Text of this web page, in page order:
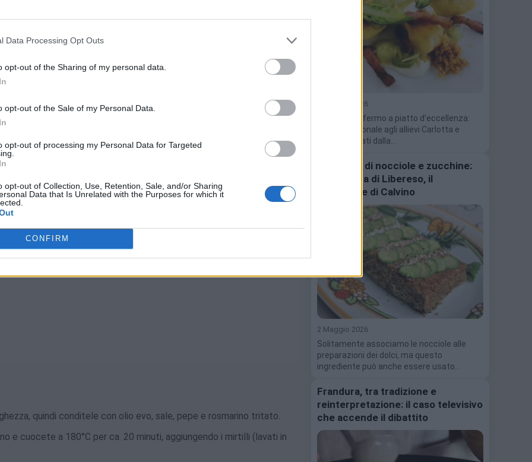
Data Processing Opt Outs
opt-out of the Sharing of my personal data.
opt-out of the Sale of my Personal Data.
opt-out of processing my Personal Data for Targeted
opt-out of Collection, Use, Retention, Sale, and/or Sharing
Data that Is Unrelated with the Purposes for which it
CONFIRM
e super cooperativa! Mirtilli e curcuma ci arricchiscono di
preziose proteine vegetali. Una ricetta in cui ogni ingrediente
quindi conditele con olio evo, sale, pepe e rosmarino tritato.
cuocete a 180°C per ca. 20 minuti, aggiungendo i mirtilli (lavati in
9 Maggio 2026
Dal pane raffermo a piatto d’eccellenza:
premio nazionale agli allievi Carlotta e
Gabriel guidati dalla…
Sformato di nocciole e zucchine:
una ricetta di Libereso, il
giardiniere di Calvino
2 Maggio 2026
Solitamente associamo le nocciole alle
preparazioni dei dolci, ma questo
ingrediente può anche essere usato…
Frandura, tra tradizione e
reinterpretazione: il caso televisivo
che accende il dibattito